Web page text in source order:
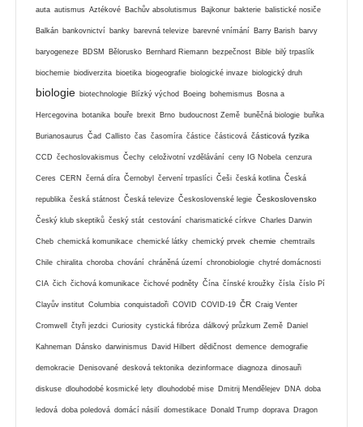
auta autismus Aztékové Bachův absolutismus Bajkonur bakterie balistické nosiče
Balkán bankovnictví banky barevná televize barevné vnímání Barry Barish barvy
baryogeneze BDSM Bělorusko Bernhard Riemann bezpečnost Bible bilý trpaslík
biochemie biodiverzita bioetika biogeografie biologické invaze biologický druh
biologie biotechnologie Blízký východ Boeing bohemismus Bosna a
Hercegovina botanika bouře brexit Brno budoucnost Země buněčná biologie buňka
Burianosaurus Čad Callisto čas časomíra částice částicová částicová fyzika
CCD čechoslovakismus Čechy celoživotní vzdělávání ceny IG Nobela cenzura
Ceres CERN černá díra Černobyl červení trpaslíci Češi česká kotlina Česká
republika česká státnost Česká televize Československé legie Československo
Český klub skeptiků český stát cestování charismatické církve Charles Darwin
Cheb chemická komunikace chemické látky chemický prvek chemie chemtrails
Chile chiralita choroba chování chráněná území chronobiologie chytré domácnosti
CIA čich čichová komunikace čichové podněty Čína čínské kroužky čísla číslo Pí
Clayův institut Columbia conquistadoři COVID COVID-19 ČR Craig Venter
Cromwell čtyři jezdci Curiosity cystická fibróza dálkový průzkum Země Daniel
Kahneman Dánsko darwinismus David Hilbert dědičnost demence demografie
demokracie Denisované desková tektonika dezinformace diagnoza dinosauři
diskuse dlouhodobé kosmické lety dlouhodobé mise Dmitrij Mendělejev DNA doba
ledová doba poledová domácí násilí domestikace Donald Trump doprava Dragon